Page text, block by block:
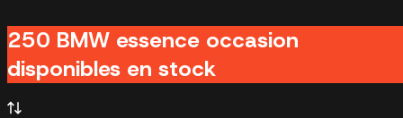
250 BMW essence occasion
disponibles en stock